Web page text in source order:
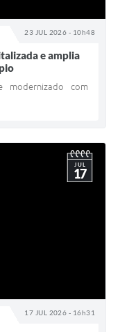
23 JUL 2026 - 10h48
e amplia
modernizado com
17 JUL 2026 - 16h31
JUL
17